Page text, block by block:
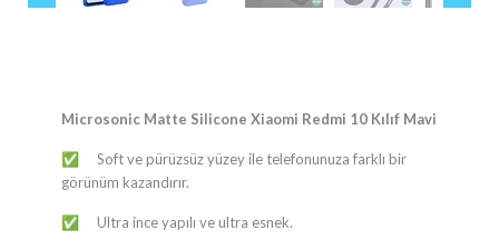
Microsonic Matte Silicone Xiaomi Redmi 10 Kılıf Mavi
✅ Soft ve pürüzsüz yüzey ile telefonunuza farklı bir
görünüm kazandırır.
✅ Ultra ince yapılı ve ultra esnek.